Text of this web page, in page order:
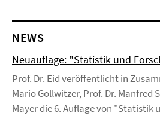
NEWS
Neuauflage: "Statistik und
Prof. Dr. Eid veröffentlicht in
Mario Gollwitzer, Prof. Dr. Manfred
Mayer die 6. Auflage von "Statistik